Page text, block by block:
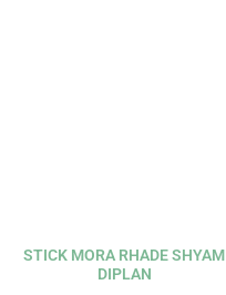
STICK MORA RHADE SHYAM
DIPLAN